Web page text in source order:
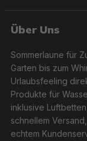
Über Uns
Sommerlaune für
Garten bis zum
Urlaubsfeeling
Produkte für
inklusive
schnellem
echtem